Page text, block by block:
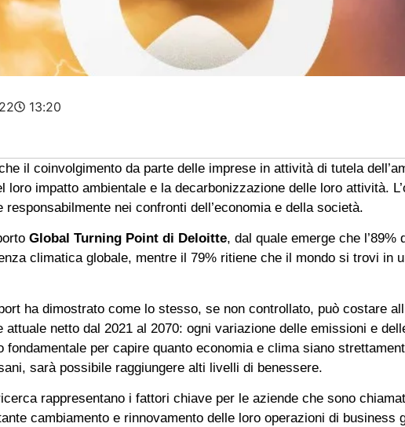
13:20
il coinvolgimento da parte delle imprese in attività di tutela
loro impatto ambientale e la decarbonizzazione delle loro attività.
nei confronti dell’economia e della società.
Global Turning Point di Deloitte, dal quale emerge che
climatica globale, mentre il 79% ritiene che il mondo si trovi in
ha dimostrato come lo stesso, se non controllato, può costare
netto dal 2021 al 2070: ogni variazione delle emissioni e
fondamentale per capire quanto economia e clima siano
sarà possibile raggiungere alti livelli di benessere.
rappresentano i fattori chiave per le aziende che sono
cambiamento e rinnovamento delle loro operazioni di business